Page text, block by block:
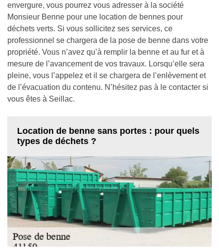
envergure, vous pourrez vous adresser à la société
Monsieur Benne pour une location de bennes pour
déchets verts. Si vous sollicitez ses services, ce
professionnel se chargera de la pose de benne dans votre
propriété. Vous n’avez qu’à remplir la benne et au fur et à
mesure de l’avancement de vos travaux. Lorsqu’elle sera
pleine, vous l’appelez et il se chargera de l’enlèvement et
de l’évacuation du contenu. N’hésitez pas à le contacter si
vous êtes à Seillac.
Location de benne sans portes : pour quels
types de déchets ?